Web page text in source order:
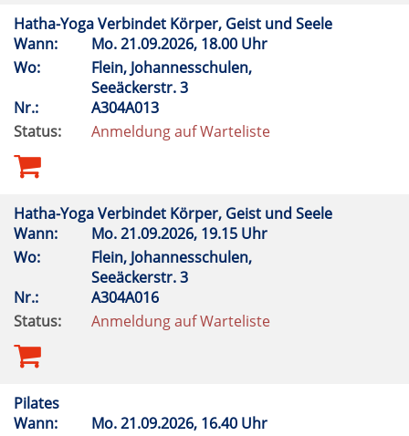
Hatha-Yoga Verbindet Körper, Geist und Seele
Wann:
Mo.21.09.2026, 18.00 Uhr
Wo:
Flein, Johannesschulen,
Seeäckerstr. 3
Nr.:
A304A013
Status:
Anmeldung auf Warteliste
Hatha-Yoga Verbindet Körper, Geist und Seele
Wann:
Mo.21.09.2026, 19.15 Uhr
Wo:
Flein, Johannesschulen,
Seeäckerstr. 3
Nr.:
A304A016
Status:
Anmeldung auf Warteliste
Pilates
Wann:
Mo.21.09.2026, 16.40 Uhr